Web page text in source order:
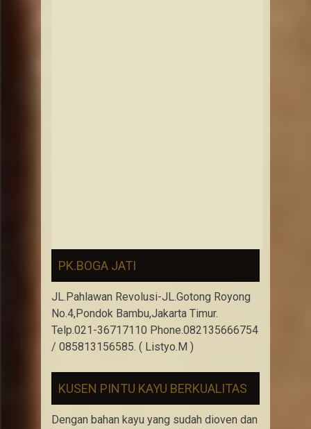
PK.BOGA JATI
JL.Pahlawan Revolusi-JL.Gotong Royong
No.4,Pondok Bambu,Jakarta Timur.
Telp.021-36717110 Phone.082135666754
/ 085813156585. ( Listyo.M )
KUSEN PINTU KAYU BERKUALITAS
Dengan bahan kayu yang sudah dioven dan